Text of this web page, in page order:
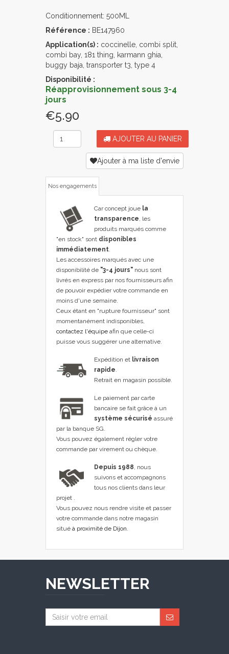
Conditionnement: 500ML
Référence : BE147960
Application(s) : coccinelle, combi split,
combi bay, 181 thing, karmann ghia,
buggy baja, transporter t3, type 4
Disponibilité :
Réapprovisionnement sous 3-4
jours
€5.90
AJOUTER AU PANIER
Ajouter à ma liste d'envie
Nos engagements
Car concept joue la
transparence , les
produits marqués comme
"en stock" sont disponibles
immédiatement
Les accessoires marqués avec une
disponibilité de "3-4 jours" nous sont
livrés en express par nos fournisseurs afin
de pouvoir expédier votre commande en
moins d'une semaine.
Ceux étant en "rupture fournisseur" sont
momentanément indisponibles,
contactez l'équipe afin que celle-ci
puisse vous suggérer une alternative.
Expédition et livraison
rapide
Retrait en magasin possible.
Le paiement par carte
bancaire se fait grâce à un
système sécurisé assuré
par la banque SG.
Vous pouvez également régler votre
commande par virement ou chèque.
Depuis 1988 , nous
suivons et accompagnons
tous nos clients dans leur
projet .
Vous pouvez nous rendre visite et passer
votre commande dans notre magasin
situé à proximité de Dijon
NEWSLETTER